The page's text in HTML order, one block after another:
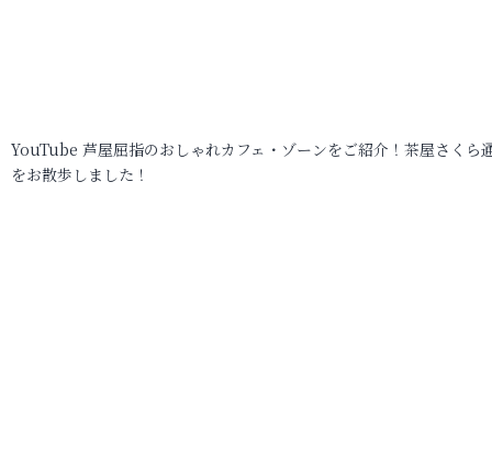
YouTube 芦屋屈指のおしゃれカフェ・ゾーンをご紹介！茶屋さくら
をお散歩しました！